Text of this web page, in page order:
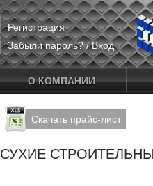
Регистрация
Забыли пароль?/Вход
О КОМПАНИИ
Скачать прайс-лист
СУХИЕ